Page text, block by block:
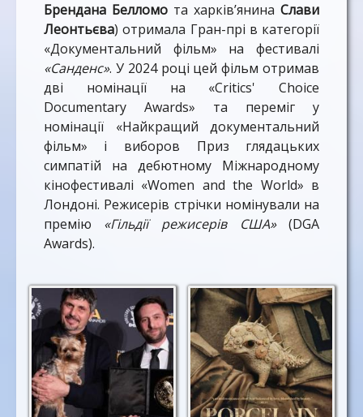
Брендана Белломота харків’янинаСлави
Леонтьєва) отримала Гран-прі в категорії
«Документальний фільм» на фестивалі
«Санденс». У 2024 році цей фільм отримав
дві номінації на «Critics' Choice
Documentary Awards» та переміг у
номінації «Найкращий документальний
фільм» і виборов Приз глядацьких
симпатій на дебютному Міжнародному
кінофестивалі «Women and the World» в
Лондоні. Режисерів стрічки номінували на
премію «Гільдії режисерів США»(DGA
Awards).